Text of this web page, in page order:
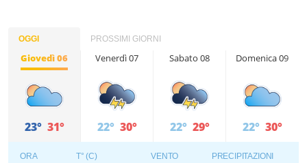
OGGI PROSSIMI GIORNI
Giovedì 06
23° 31°
Venerdì 07
22° 30°
Sabato 08
22° 29°
Domenica 09
22° 30°
ORA T° (C) VENTO PRECIPITAZIONI